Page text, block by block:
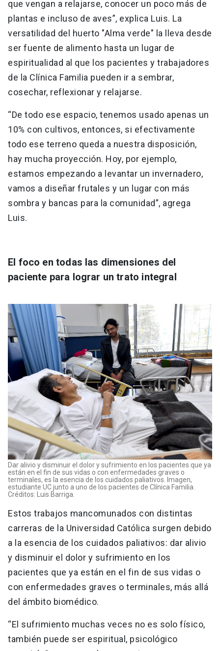
que vengan a relajarse, conocer un poco más de
plantas e incluso de aves”, explica Luis. La
versatilidad del huerto "Alma verde" la lleva desde
ser fuente de alimento hasta un lugar de
espiritualidad al que los pacientes y trabajadores
de la Clínica Familia pueden ir a sembrar,
cosechar, reflexionar y relajarse.
“De todo ese espacio, tenemos usado apenas un
10% con cultivos, entonces, si efectivamente
todo ese terreno queda a nuestra disposición,
hay mucha proyección. Hoy, por ejemplo,
estamos empezando a levantar un invernadero,
vamos a diseñar frutales y un lugar con más
sombra y bancas para la comunidad”, agrega
Luis.
El foco en todas las dimensiones del
paciente para lograr un trato integral
Dar alivio y disminuir el dolor y sufrimiento en los pacientes que ya
están en el fin de sus vidas o con enfermedades graves o
terminales, es la esencia de los cuidados paliativos. Imagen,
estudiante UC junto a uno de los pacientes de Clínica Familia.
Créditos: Luis Barriga.
Estos trabajos mancomunados con distintas
carreras de la Universidad Católica surgen debido
a la esencia de los cuidados paliativos: dar alivio
y disminuir el dolor y sufrimiento en los
pacientes que ya están en el fin de sus vidas o
con enfermedades graves o terminales, más allá
del ámbito biomédico.
“El sufrimiento muchas veces no es solo físico,
también puede ser espiritual, psicológico